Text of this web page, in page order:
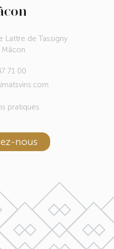
Lattre de Tassigny
71 00
pratiques
nous